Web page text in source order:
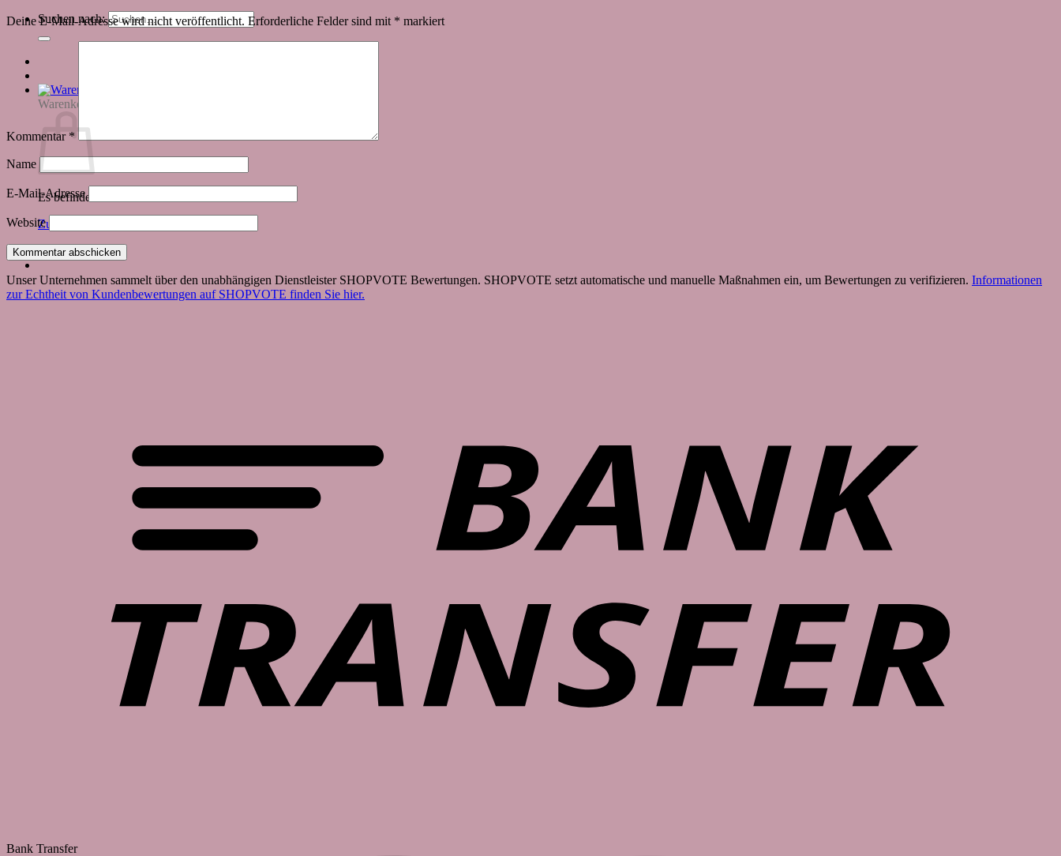
Suchen nach:
Warenkorb
Es befinden sich keine Produkte im Warenkorb.
Zurück zum Shop
Deine E-Mail-Adresse wird nicht veröffentlicht. Erforderliche Felder sind mit * markiert
Kommentar *
Name
E-Mail-Adresse
Website
Unser Unternehmen sammelt über den unabhängigen Dienstleister SHOPVOTE Bewertungen. SHOPVOTE setzt automatische und manuelle Maßnahmen ein, um Bewertungen zu verifizieren. Informationen
zur Echtheit von Kundenbewertungen auf SHOPVOTE finden Sie hier.
Bank Transfer